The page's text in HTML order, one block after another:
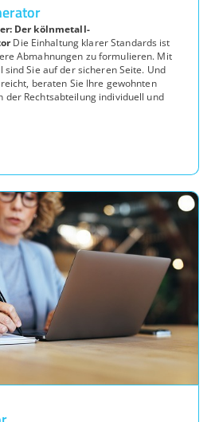
Der kölnmetall-
Die Einhaltung klarer Standards ist
Abmahnungen zu formulieren. Mit
sind Sie auf der sicheren Seite. Und
beraten Sie Ihre gewohnten
der Rechtsabteilung individuell und